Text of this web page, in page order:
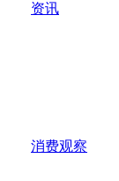
资讯
消费观察